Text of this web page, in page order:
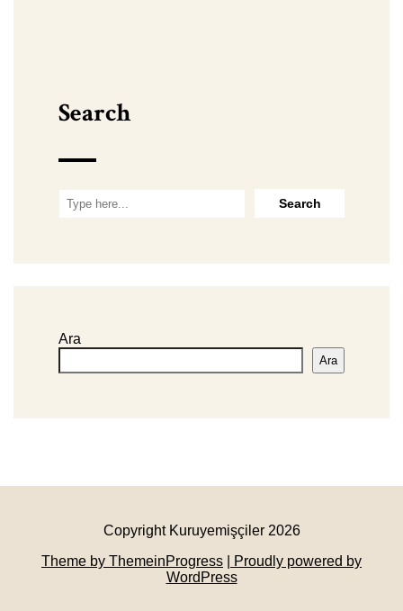
Search
Ara
Ara
Copyright Kuruyemişçiler 2026
Theme by ThemeinProgress
| Proudly powered by
WordPress